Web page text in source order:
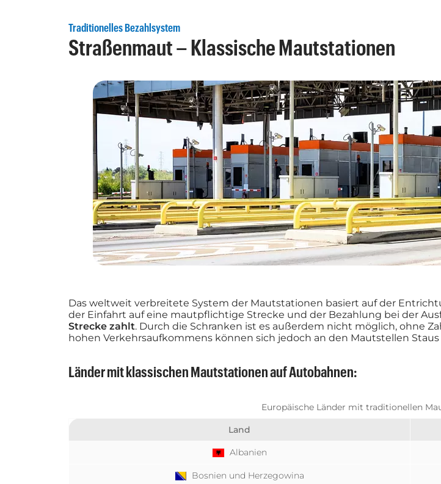
Traditionelles Bezahlsystem
Straßenmaut – Klassische Mautstationen
Das weltweit verbreitete System der Mautstationen basiert auf der
der Einfahrt auf eine mautpflichtige Strecke und der Bezahlung bei der
Strecke zahlt. Durch die Schranken ist es außerdem nicht möglich, ohne
hohen Verkehrsaufkommens können sich jedoch an den Mautstellen
Länder mit klassischen Mautstationen auf Autobahnen:
Europäische Länder mit traditionellen
Land
Albanien
Bosnien und Herzegowina